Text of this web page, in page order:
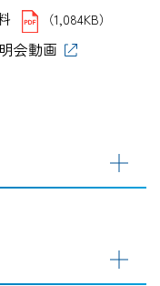
（1,084KB）
会動画